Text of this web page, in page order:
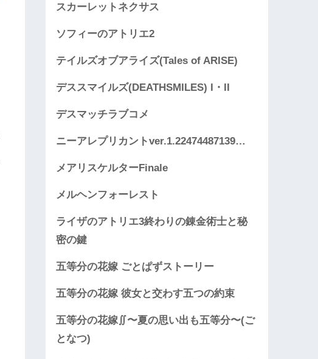
スカーレットネクサス
ソフィーのアトリエ2
テイルズオブアライズ(Tales of ARISE)
デススマイルズ(DEATHSMILES) I・II
デスマッチラブコメ
ニーアレプリカントver.1.22474487139…
メアリスケルターFinale
メルヘンフォーレスト
ライザのアトリエ3終わりの錬金術士と秘
密の鍵
五等分の花嫁 ごとぱずストーリー
五等分の花嫁 彼女と交わす五つの約束
五等分の花嫁∬〜夏の思い出も五等分〜(ご
となつ)